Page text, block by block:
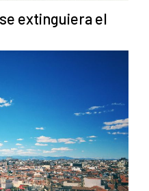
extinguiera el